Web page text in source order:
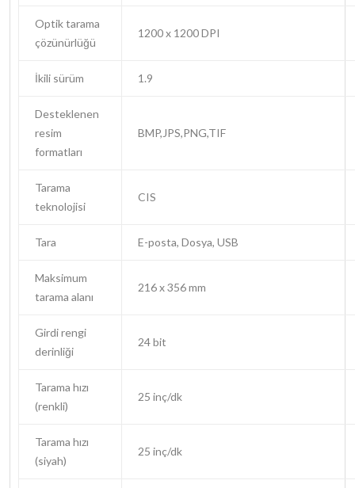
Optik tarama
çözünürlüğü
1200 x 1200 DPI
İkili sürüm 1.9
Desteklenen
resim
formatları
BMP,JPS,PNG,TIF
Tarama
teknolojisi
CIS
Tara E-posta, Dosya, USB
Maksimum
tarama alanı
216 x 356 mm
Girdi rengi
derinliği
24 bit
Tarama hızı
(renkli)
25 inç/dk
Tarama hızı
(siyah)
25 inç/dk